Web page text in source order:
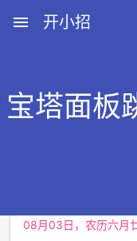
menu 开小招
宝塔面板
近期文章
08月07日，农历六月
08月03日，农历六月